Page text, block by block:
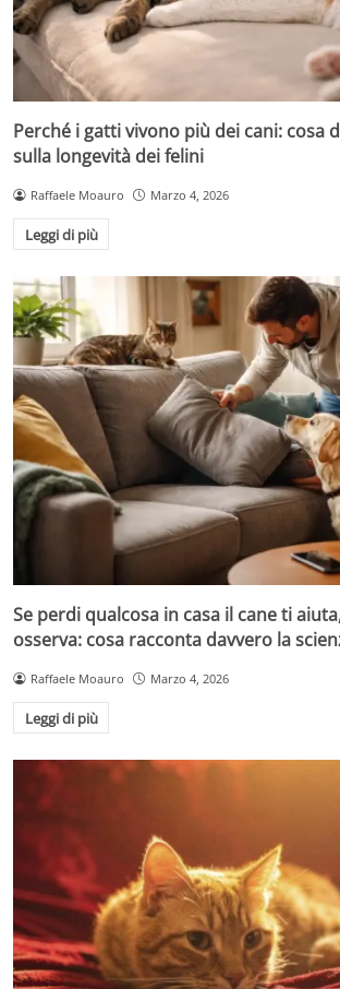
Perché i gatti vivono più dei cani: cosa
sulla longevità dei felini
Raffaele Moauro Marzo 4, 2026
Leggi di più
Se perdi qualcosa in casa il cane ti
osserva: cosa racconta davvero la
Raffaele Moauro Marzo 4, 2026
Leggi di più